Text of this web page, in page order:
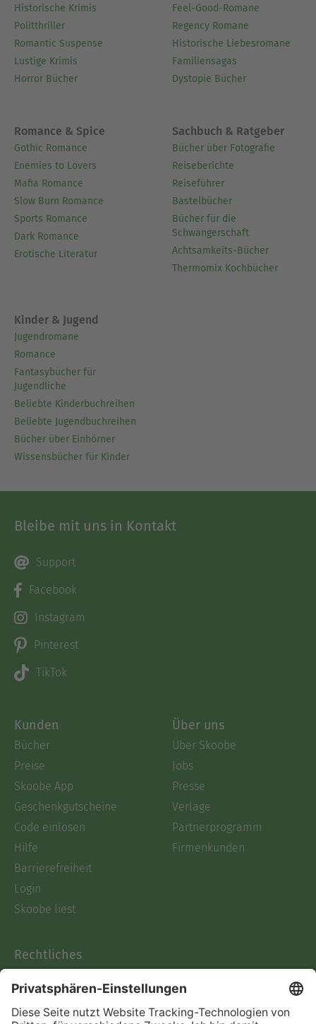
Historische Krimis
Politthriller
Romantic Suspense
Lustige Krimis
Horror Bücher
Feel-Good-Romane
Regency Romane
Historische Liebesromane
Familiensagas
Dystopie Bücher
Romance & Spice
Gothic Romance
Enemies to Lovers
Mafia Romance
Slow Burn Romance
Sports Romance
Dark Romance
Erotische Literatur
Sachbuch & Ratgeber
Bücher über Fotografie
Reiseberichte
Reiseführer
Bastelbücher
Bücher für die
Schwangerschaft
Achtsamkeits-Bücher
Thermomix Kochbücher
Kinder & Jugend
Jugendromane
Romance
Fantasybücher für
Jugendliche
Beliebte Kinderbuchreihen
Beliebte Jugendbuchreihen
Bücher über Einhörner
Wissensbücher für Kinder
Bleibe mit uns in Kontakt
Support
Facebook
Instagram
Pinterest
TikTok
Kunden
Bücher
Preise
Skoobe App
Geschenkgutscheine
Code einlösen
Hilfe
Barrierefreiheit
Login
Skoobe liest
Über uns
Über Skoobe
Jobs
Presse
Verlage
Partnerprogramm
Firmenkunden
Rechtliches
AGB
Informationen nach Data